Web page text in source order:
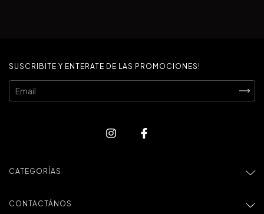
SUSCRIBITE Y ENTERATE DE LAS PROMOCIONES!
CATEGORÍAS
CONTACTÁNOS